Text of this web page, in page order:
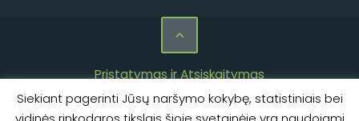
Pristatymas ir Atsiskaitymas
Privatumo politika
Siekiant pagerinti Jūsų naršymo kokybę, statistiniais bei